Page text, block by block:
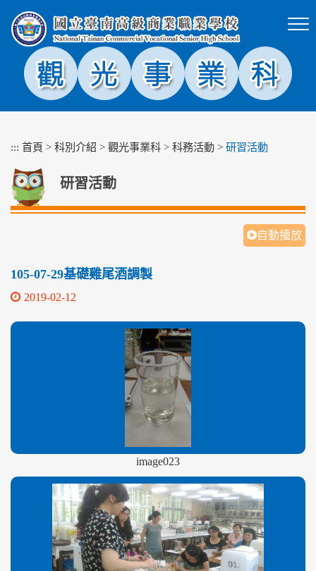
塊
::: 首頁 > 科別介紹 > 觀光事業科 > 科務活動 > 研習活動
研習活動
自動播放
105-07-29基礎雞尾酒調製
2019-02-12
image023